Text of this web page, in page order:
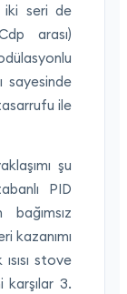
iki seri de
arası)
sayesinde
ile
şu
PID
kazanımı
stove
karşılar 3.